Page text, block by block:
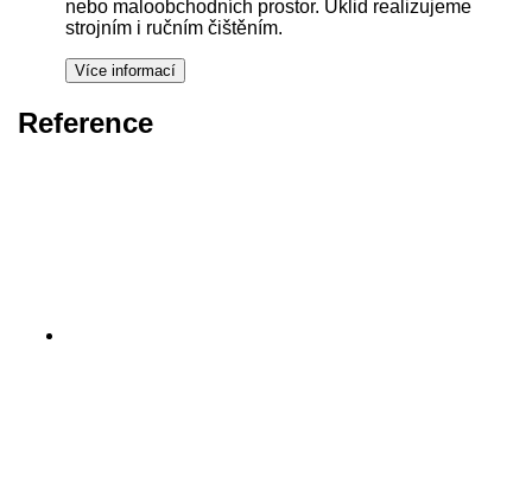
nebo maloobchodních prostor. Úklid realizujeme
strojním i ručním čištěním.
Reference